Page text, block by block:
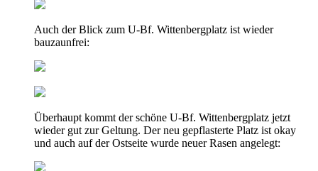
Auch der Blick zum U-Bf. Wittenbergplatz ist wieder
bauzaunfrei:
Überhaupt kommt der schöne U-Bf. Wittenbergplatz jetzt
wieder gut zur Geltung. Der neu gepflasterte Platz ist okay
und auch auf der Ostseite wurde neuer Rasen angelegt: